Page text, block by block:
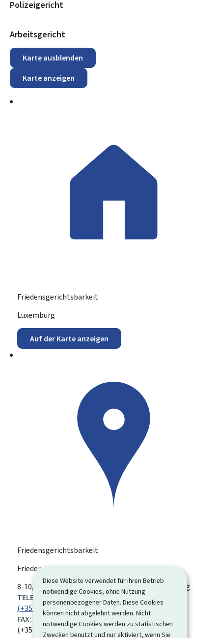
Diese Website verwendet für ihren Betrieb
notwendige Cookies, ohne Nutzung
personenbezogener Daten. Diese Cookies
können nicht abgelehnt werden. Nicht
notwendige Cookies werden zu statistischen
Zwecken benutzt und nur aktiviert, wenn Sie
Polizeigericht
Arbeitsgericht
Karte ausblenden
Karte anzeigen
Friedensgerichtsbarkeit
ADRESSE:
Luxemburg
Auf der Karte anzeigen
Friedensgerichtsbarkeit
Friedensgerichtsbarkeit Diekirch
ADRESSE:
8-10, Place Joseph Bech L-9211
Luxemburg
TELEFON:
(+352) 80 88 53-1
FAX:
(+352) 80 41 90